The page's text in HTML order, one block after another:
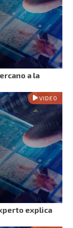
a la
VIDEO
explica